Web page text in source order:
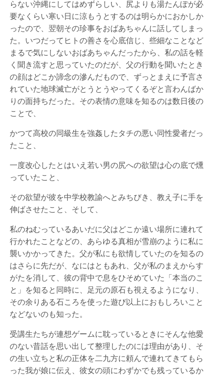
らない沖縄にしてはめずらしい、尻よりも湯たんぽが必
要なくらい寒い日に涼もうとするのは明らかにおかしか
ったので、翌朝その珍事をおばあちゃんに話してしまっ
た。いつだってヒトの善さを心底信じ、些細なことなど
まるで気にしないおばあちゃんだったから、私の話を軽
く聞き流すと思っていたのだが、父の行動を聞いたとき
の顔はどこか諦念の滲んだもので、ずっとまえに予言さ
れていた地球滅亡がとうとうやってくるぞと言わんばか
りの面持ちだった。その表情の意味を知るのは数日後の
ことで、
かつて高校の同級生を強姦したタチの悪い同性愛者だっ
たこと、
一度改心したとはいえ若い男の尻への欲望は心の底で燻
っていたこと、
その欲望が彼を中学校教諭へとみちびき、教え子に手を
伸ばさせたこと、そして、
私のねむっているあいだに父はどこか遠い場所に連れて
行かれたことなどの、あらゆる真相が雪崩のように私に
襲いかかってきた。父が私にも欲情していたのを知るの
はさらに先だが、なにはともあれ、父が私のまえからす
がたを消して、彼の背中で息をひそめていた「本当のこ
と」を知ると同時に、足元の原石も視えるようになり、
その余りある石ころを使った遊び以上におもしろいこと
などないのも知った。
受講生たちが連想ゲームに耽っているときにそんな他愛
のない昔話を思い出して整理したのには理由があり、そ
の生い立ちと私の正体を二九方に頼んで連れてきてもら
った我が娘に伝え、彼女の頭にわずかでも残っているか